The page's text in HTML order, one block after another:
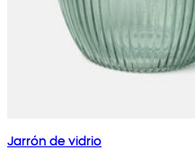
Jarrón de vidrio